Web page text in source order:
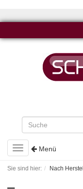
Toggle
navigation
Menü
Sie sind hier: Nach